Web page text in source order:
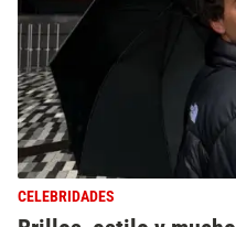
CELEBRIDADES